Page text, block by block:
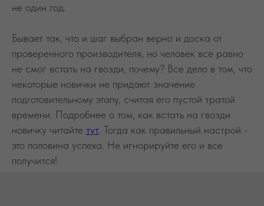
не один год.
Бывает так, что и шаг выбран верно и доска от
проверенного производителя, но человек все равно
не смог встать на гвозди, почему? Все дело в том, что
некоторые новички не придают значение
подготовительному этапу, считая его пустой тратой
времени. Подробнее о том, как встать на гвозди
новичку читайте тут. Тогда как правильный настрой -
это половина успеха. Не игнорируйте его и все
получится!